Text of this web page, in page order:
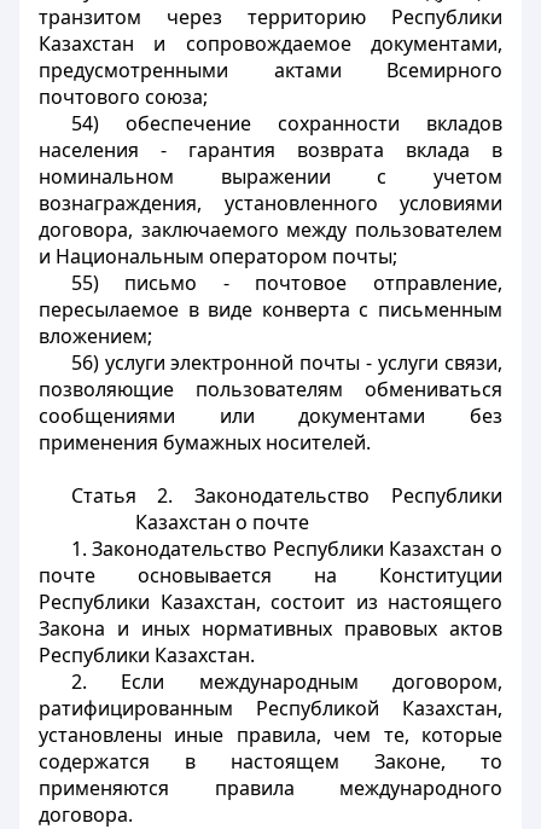
транзитом через территорию Республики
Казахстан и сопровождаемое документами,
предусмотренными актами Всемирного
почтового союза;
54) обеспечение сохранности вкладов
населения - гарантия возврата вклада в
номинальном выражении с учетом
вознаграждения, установленного условиями
договора, заключаемого между пользователем
и Национальным оператором почты;
55) письмо - почтовое отправление,
пересылаемое в виде конверта с письменным
вложением;
56) услуги электронной почты - услуги связи,
позволяющие пользователям обмениваться
сообщениями или документами без
применения бумажных носителей.
Статья 2. Законодательство Республики
Казахстан о почте
1. Законодательство Республики Казахстан о
почте основывается на Конституции
Республики Казахстан, состоит из настоящего
Закона и иных нормативных правовых актов
Республики Казахстан.
2. Если международным договором,
ратифицированным Республикой Казахстан,
установлены иные правила, чем те, которые
содержатся в настоящем Законе, то
применяются правила международного
договора.